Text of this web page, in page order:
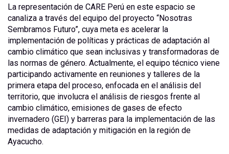
La representación de CARE Perú en este espacio se
canaliza a través del equipo del proyecto “Nosotras
Sembramos Futuro”, cuya meta es acelerar la
implementación de políticas y prácticas de adaptación al
cambio climático que sean inclusivas y transformadoras de
las normas de género. Actualmente, el equipo técnico viene
participando activamente en reuniones y talleres de la
primera etapa del proceso, enfocada en el análisis del
territorio, que involucra el análisis de riesgos frente al
cambio climático, emisiones de gases de efecto
invernadero (GEI) y barreras para la implementación de las
medidas de adaptación y mitigación en la región de
Ayacucho.